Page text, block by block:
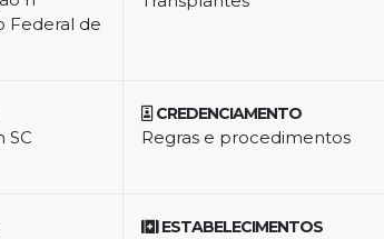
Federal de
SC
CREDENCIAMENTO
Regras e procedimentos
ESTABELECIMENTOS